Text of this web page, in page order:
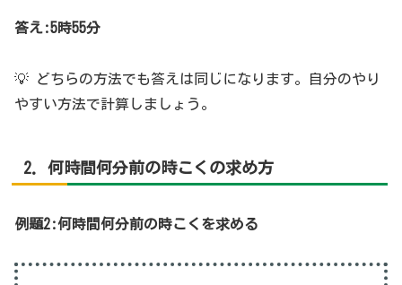
答え:5時55分
💡 どちらの方法でも答えは同じになります。自分のやり
やすい方法で計算しましょう。
2. 何時間何分前の時こくの求め方
例題2:何時間何分前の時こくを求める